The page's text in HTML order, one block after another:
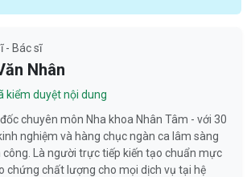
- Bác sĩ
Nhân
kiểm duyệt nội dung
chuyên môn Nha khoa Nhân Tâm - với 30
nghiệm và hàng chục ngàn ca lâm sàng
công. Là người trực tiếp kiến tạo chuẩn mực
chứng chất lượng cho mọi dịch vụ tại hệ